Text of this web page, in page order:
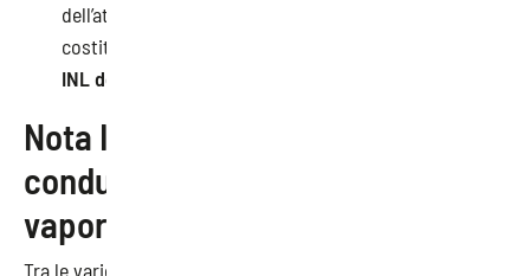
dell’attività imprenditoriale, le quali non
costituiscono «propriamente sanzione» (
INL del 22 giugno 2018, prot. n. 314
Nota INL: l’abilitazione alla
conduzione di generatori di
vapore
Tra le varie novità di questo compendio delle normative in